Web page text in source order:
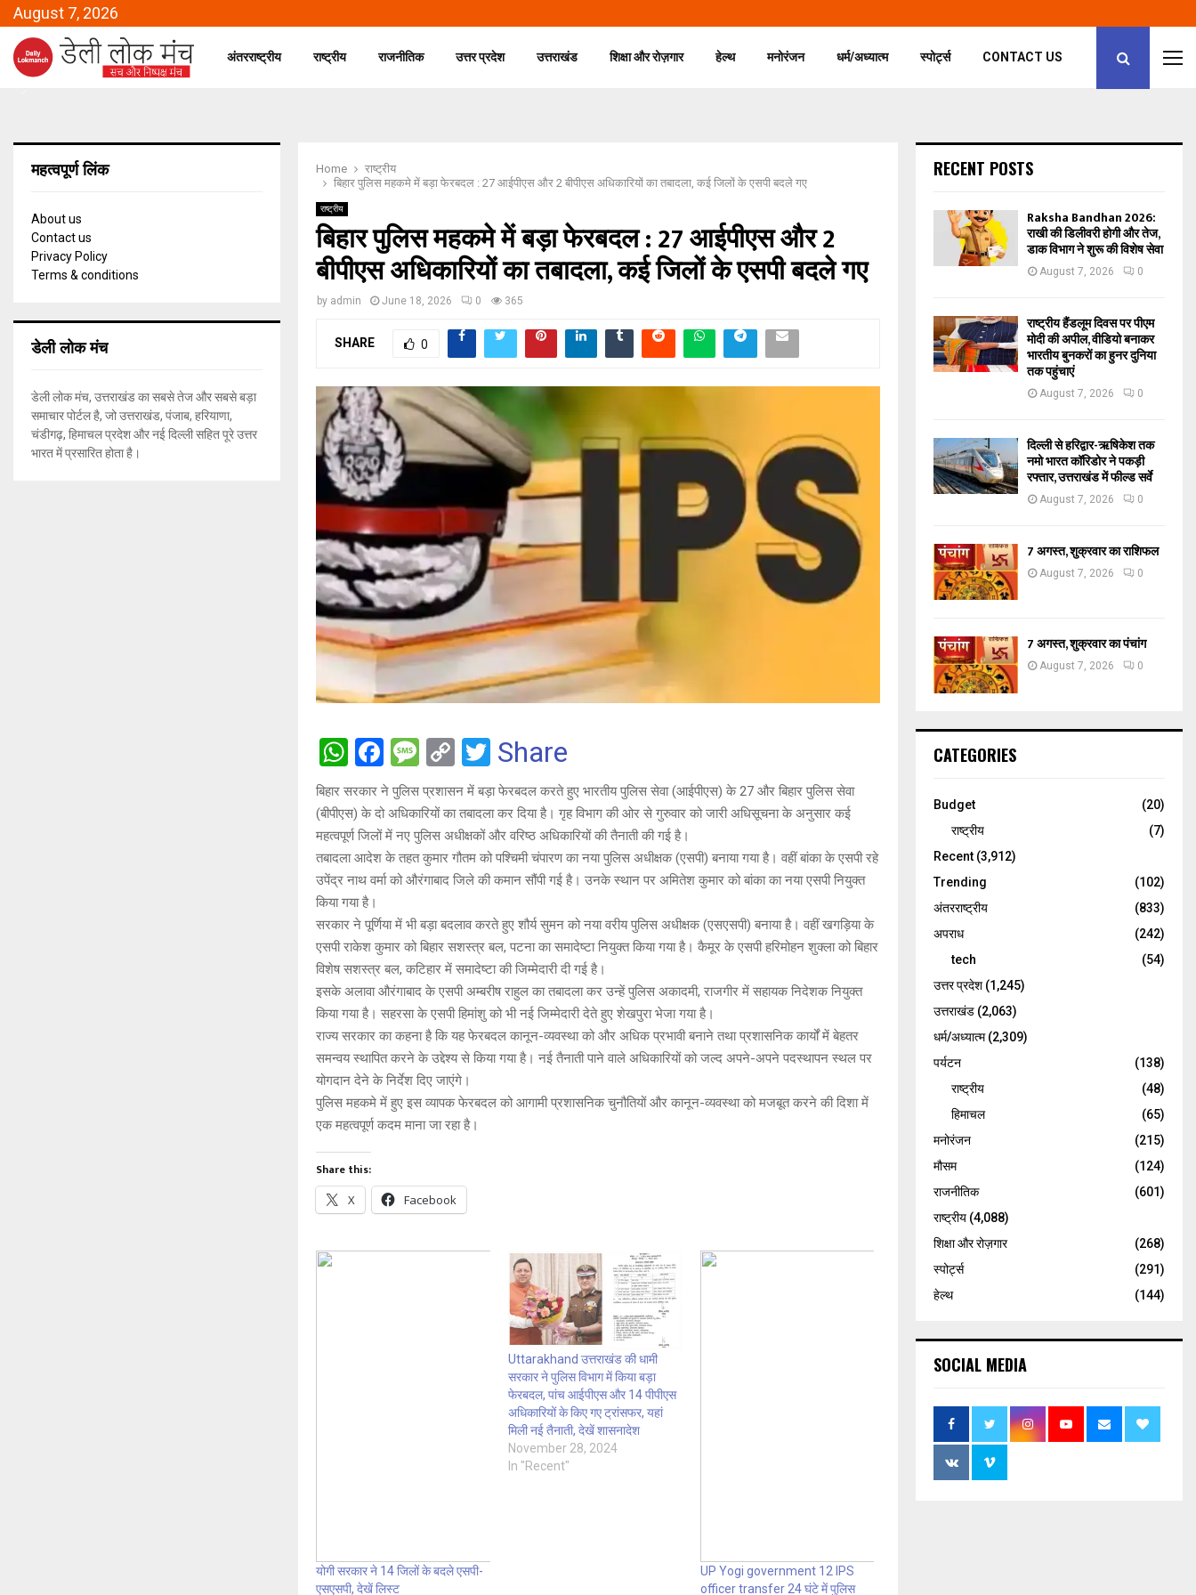
August 7, 2026
अंतरराष्ट्रीय राष्ट्रीय राजनीतिक उत्तर प्रदेश उत्तराखंड शिक्षा और रोज़गार हेल्थ मनोरंजन धर्म/अध्यात्म स्पोर्ट्स CONTACT US
Home
राष्ट्रीय
बिहार पुलिस महकमे में बड़ा फेरबदल : 27 आईपीएस और 2 बीपीएस अधिकारियों का तबादला, कई जिलों के एसपी बदले गए
राष्ट्रीय
बिहार पुलिस महकमे में बड़ा फेरबदल : 27 आईपीएस और 2
बीपीएस अधिकारियों का तबादला, कई जिलों के एसपी बदले गए
by admin June 18, 2026 0 365
SHARE 0
W
h
at
s
A
p
p
F
a
ce
b
o
o
k
M
es
s
a
g
e
C
o
py
Li
n
k
T
wi
tt
er
Share
बिहार सरकार ने पुलिस प्रशासन में बड़ा फेरबदल करते हुए भारतीय पुलिस सेवा (आईपीएस) के 27 और बिहार पुलिस सेवा
(बीपीएस) के दो अधिकारियों का तबादला कर दिया है। गृह विभाग की ओर से गुरुवार को जारी अधिसूचना के अनुसार कई
महत्वपूर्ण जिलों में नए पुलिस अधीक्षकों और वरिष्ठ अधिकारियों की तैनाती की गई है।
तबादला आदेश के तहत कुमार गौतम को पश्चिमी चंपारण का नया पुलिस अधीक्षक (एसपी) बनाया गया है। वहीं बांका के एसपी रहे
उपेंद्र नाथ वर्मा को औरंगाबाद जिले की कमान सौंपी गई है। उनके स्थान पर अमितेश कुमार को बांका का नया एसपी नियुक्त
किया गया है।
सरकार ने पूर्णिया में भी बड़ा बदलाव करते हुए शौर्य सुमन को नया वरीय पुलिस अधीक्षक (एसएसपी) बनाया है। वहीं खगड़िया के
एसपी राकेश कुमार को बिहार सशस्त्र बल, पटना का समादेष्टा नियुक्त किया गया है। कैमूर के एसपी हरिमोहन शुक्ला को बिहार
विशेष सशस्त्र बल, कटिहार में समादेष्टा की जिम्मेदारी दी गई है।
इसके अलावा औरंगाबाद के एसपी अम्बरीष राहुल का तबादला कर उन्हें पुलिस अकादमी, राजगीर में सहायक निदेशक नियुक्त
किया गया है। सहरसा के एसपी हिमांशु को भी नई जिम्मेदारी देते हुए शेखपुरा भेजा गया है।
राज्य सरकार का कहना है कि यह फेरबदल कानून-व्यवस्था को और अधिक प्रभावी बनाने तथा प्रशासनिक कार्यों में बेहतर
समन्वय स्थापित करने के उद्देश्य से किया गया है। नई तैनाती पाने वाले अधिकारियों को जल्द अपने-अपने पदस्थापन स्थल पर
योगदान देने के निर्देश दिए जाएंगे।
पुलिस महकमे में हुए इस व्यापक फेरबदल को आगामी प्रशासनिक चुनौतियों और कानून-व्यवस्था को मजबूत करने की दिशा में
एक महत्वपूर्ण कदम माना जा रहा है।
Share this:
X Facebook
योगी सरकार ने 14 जिलों के बदले एसपी-
एसएसपी, देखें लिस्ट
Uttarakhand उत्तराखंड की धामी
सरकार ने पुलिस विभाग में किया बड़ा
फेरबदल, पांच आईपीएस और 14 पीपीएस
अधिकारियों के किए गए ट्रांसफर, यहां
मिली नई तैनाती, देखें शासनादेश
November 28, 2024
In "Recent"
UP Yogi government 12 IPS
officer transfer 24 घंटे में पुलिस
महत्वपूर्ण लिंक
About us
Contact us
Privacy Policy
Terms & conditions
डेली लोक मंच
डेली लोक मंच, उत्तराखंड का सबसे तेज और सबसे बड़ा
समाचार पोर्टल है, जो उत्तराखंड, पंजाब, हरियाणा,
चंडीगढ़, हिमाचल प्रदेश और नई दिल्ली सहित पूरे उत्तर
भारत में प्रसारित होता है।
RECENT POSTS
Raksha Bandhan 2026:
राखी की डिलीवरी होगी और तेज,
डाक विभाग ने शुरू की विशेष सेवा
August 7, 2026 0
राष्ट्रीय हैंडलूम दिवस पर पीएम
मोदी की अपील, वीडियो बनाकर
भारतीय बुनकरों का हुनर दुनिया
तक पहुंचाएं
August 7, 2026 0
दिल्ली से हरिद्वार-ऋषिकेश तक
नमो भारत कॉरिडोर ने पकड़ी
रफ्तार, उत्तराखंड में फील्ड सर्वे
August 7, 2026 0
7 अगस्त, शुक्रवार का राशिफल
August 7, 2026 0
7 अगस्त, शुक्रवार का पंचांग
August 7, 2026 0
CATEGORIES
Budget
(20)
राष्ट्रीय
(7)
Recent (3,912)
Trending
(102)
अंतरराष्ट्रीय
(833)
अपराध
(242)
tech
(54)
उत्तर प्रदेश(1,245)
उत्तराखंड (2,063)
धर्म/अध्यात्म(2,309)
पर्यटन
(138)
राष्ट्रीय
(48)
हिमाचल
(65)
मनोरंजन
(215)
मौसम
(124)
राजनीतिक
(601)
राष्ट्रीय (4,088)
शिक्षा और रोज़गार
(268)
स्पोर्ट्स
(291)
हेल्थ
(144)
SOCIAL MEDIA